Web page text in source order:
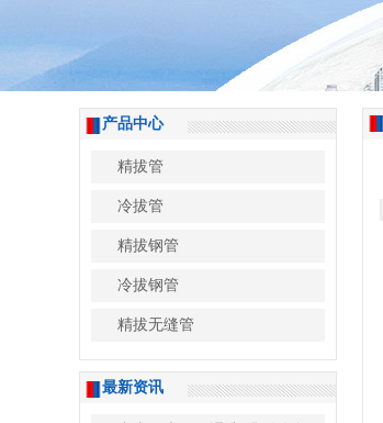
产品中心
精拔管
冷拔管
精拔钢管
冷拔钢管
精拔无缝管
最新资讯